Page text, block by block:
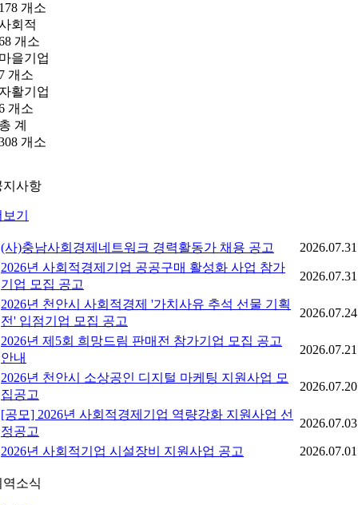
개소
회적
개소
을기업
개소
활기업
개소
계
개소
지사항
기
(사)충남사회경제네트워크 경력활동가 채용 공고
2026.07.31
2026년 사회적경제기업 공공구매 활성화 사업 참가
기업 모집 공고
2026.07.31
2026년 천안시 사회적경제 '가치사유 추석 선물 기획
전' 입점기업 모집 공고
2026.07.24
2026년 제5회 희망드림 판매전 참가기업 모집 공고
안내
2026.07.21
2026년 천안시 소상공인 디지털 마케팅 지원사업 모
집공고
2026.07.20
[공모] 2026년 사회적경제기업 역량강화 지원사업 선
정공고
2026.07.03
2026년 사회적기업 시설장비 지원사업 공고 2026.07.01
역소식